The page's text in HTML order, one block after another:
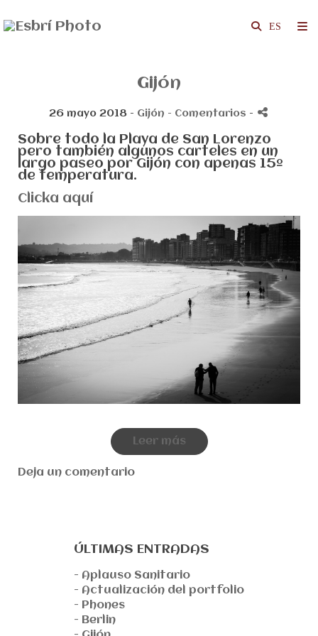
Gijón
26 mayo 2018 - Gijón - Comentarios -
Sobre todo la Playa de San Lorenzo
pero también algunos carteles en un
largo paseo por Gijón con apenas 15º
de temperatura.
Clicka aquí
Leer más
Deja un comentario
ÚLTIMAS ENTRADAS
- Aplauso Sanitario
- Actualización del portfolio
- Phones
- Berlin